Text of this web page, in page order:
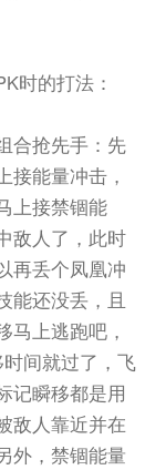
时的打法：
合抢先手：先
接能量冲击，
上接禁锢能
敌人了，此时
再丢个凤凰冲
能还没丢，且
马上逃跑吧，
间就过了，飞
记瞬移都是用
敌人靠近并在
外，禁锢能量